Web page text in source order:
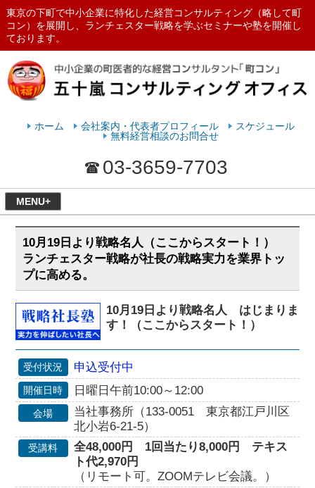
東京の下町で中小企業に特化した経営コンサルティング（略して町
コン）を展開し、ランチェスター戦略を学ぶセミナーや塾を開催し
ております。
ランチェスターの法則を学ぶなら
ホーム 会社案内・代表者プロフィール
スケジュール
無料経営相談のお問合せ
03-3659-7703
MENU+
10月19日より戦略名人（ここからスタート！）
ランチェスター戦略が社長の戦略実力を業界トッ
プに高める。
10月19日より戦略名人 はじまりま
す！（ここからスタート！）
受付状況 申込受付中
開催日時 日曜日午前10:00～12:00
会場
当社事務所（133-0051 東京都江戸川区
北小岩6-21-5）
受講料
全48,000円 1回当たり8,000円 テキス
ト代2,970円
（リモート可。ZOOMテレビ会議。）